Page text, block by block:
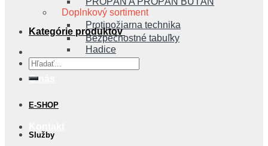
Doplnkový sortiment
Protipožiarna technika
Bezpečnostné tabuľky
Hadice
O nás
Kategórie produktov
Hľadať:
E-SHOP
Služby